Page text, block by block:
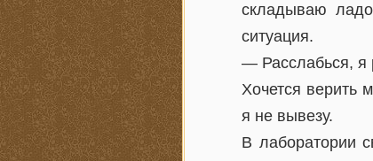
складываю
ситуация.
— Расслабься, я
Хочется верить
я не вывезу.
В лаборатории